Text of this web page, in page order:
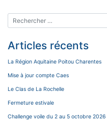
Articles récents
La Région Aquitaine Poitou Charentes
Mise à jour compte Caes
Le Clas de La Rochelle
Fermeture estivale
Challenge voile du 2 au 5 octobre 2026